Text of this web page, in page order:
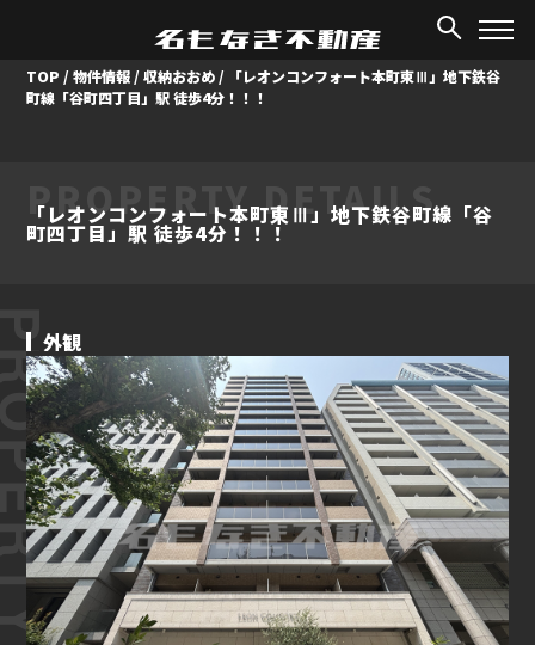
TOP /物件情報 /収納おおめ /
「レオンコンフォート本町東Ⅲ」地下鉄谷
町線「谷町四丁目」駅 徒歩4分！！！
PROPERTY DETAILS
「レオンコンフォート本町東Ⅲ」地下鉄谷町線「谷
町四丁目」駅 徒歩4分！！！
外観